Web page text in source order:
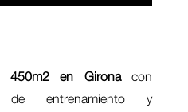
450m2 en Gironacon
de entrenamiento y